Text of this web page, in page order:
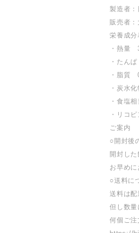
製造者
販売者
栄養成
・熱量
・たん
・脂質
・炭水
・食塩
・リコ
ご案内
○開封後
開封し
お早めに
○送料に
送料は配
但し数量
何個ご注